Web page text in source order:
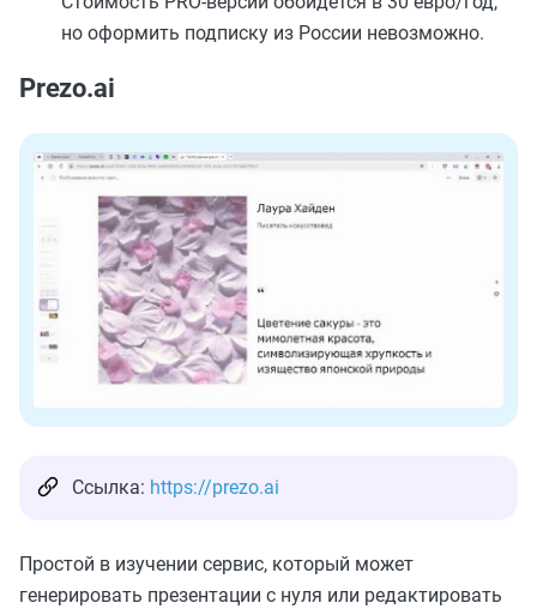
но оформить подписку из России невозможно.
Prezo.ai
Ссылка: https://prezo.ai
Простой в изучении сервис, который может
генерировать презентации с нуля или редактировать